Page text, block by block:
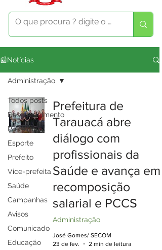
📰Notícias
Todos posts
Desenvolvimento
Prefeitura
Esporte
Prefeito
Vice-prefeita
Saúde
Campanhas
Avisos
Comunicado
Educação
Administração
Prefeitura de
Tarauacá abre
diálogo com
profissionais da
Saúde e avança em
recomposição
salarial e PCCS
Administração
José Gomes/ SECOM
23 de fev.
2 min de leitura